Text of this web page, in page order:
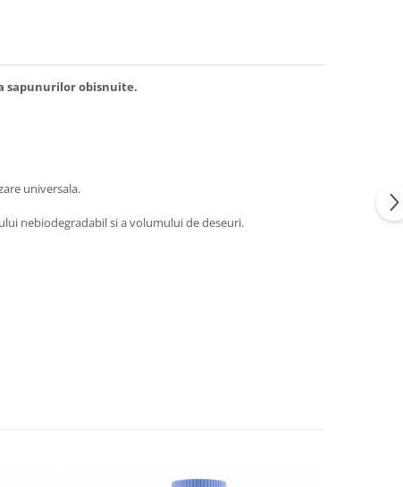
sapunurilor obisnuite.
universala.
nebiodegradabil si a volumului de deseuri.